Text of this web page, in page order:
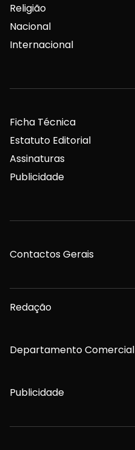
Religião
Nacional
Internacional
Ficha Técnica
Estatuto Editorial
Assinaturas
Publicidade
Contactos Gerais
Redação
Departamento Comercial
Publicidade